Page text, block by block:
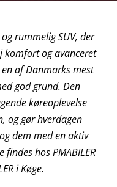
rummelig SUV, der
komfort og avanceret
af Danmarks mest
god grund. Den
køreoplevelse
og gør hverdagen
dem med en aktiv
hos PMABILER
i Køge.